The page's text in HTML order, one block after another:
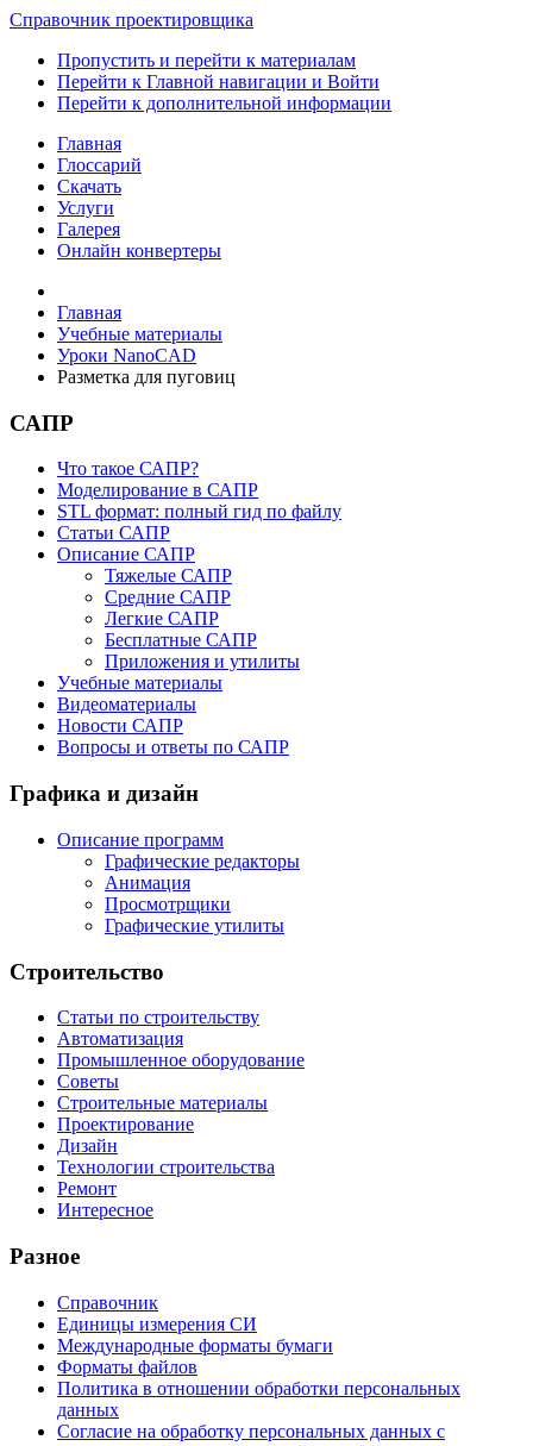
Справочник проектировщика
Пропустить и перейти к материалам
Перейти к Главной навигации и Войти
Перейти к дополнительной информации
Главная
Глоссарий
Скачать
Услуги
Галерея
Онлайн конвертеры
Главная
Учебные материалы
Уроки NanoCAD
Разметка для пуговиц
САПР
Что такое САПР?
Моделирование в САПР
STL формат: полный гид по файлу
Статьи САПР
Описание САПР
Тяжелые САПР
Средние САПР
Легкие САПР
Бесплатные САПР
Приложения и утилиты
Учебные материалы
Видеоматериалы
Новости САПР
Вопросы и ответы по САПР
Графика и дизайн
Описание программ
Графические редакторы
Анимация
Просмотрщики
Графические утилиты
Строительство
Статьи по строительству
Автоматизация
Промышленное оборудование
Советы
Строительные материалы
Проектирование
Дизайн
Технологии строительства
Ремонт
Интересное
Разное
Справочник
Единицы измерения СИ
Международные форматы бумаги
Форматы файлов
Политика в отношении обработки персональных
данных
Согласие на обработку персональных данных с